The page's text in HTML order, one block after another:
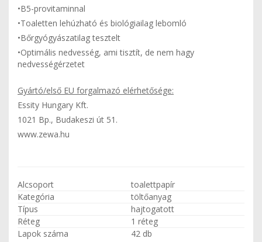
•B5-provitaminnal
•Toaletten lehúzható és biológiailag lebomló
•Bőrgyógyászatilag tesztelt
•Optimális nedvesség, ami tisztít, de nem hagy
nedvességérzetet
Gyártó/első EU forgalmazó elérhetősége:
Essity Hungary Kft.
1021 Bp., Budakeszi út 51.
www.zewa.hu
Alcsoport
toalettpapír
Kategória
töltőanyag
Típus
hajtogatott
Réteg
1 réteg
Lapok száma
42 db